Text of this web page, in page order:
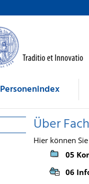
Personenindex
Über
Hier können
05
06